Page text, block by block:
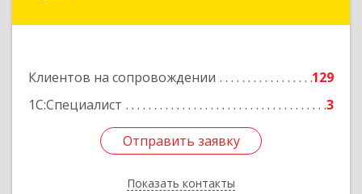
Клиентов на сопровождении
129
1С:Специалист
3
Отправить заявку
Показать контакты
Отправить заявку
Назад